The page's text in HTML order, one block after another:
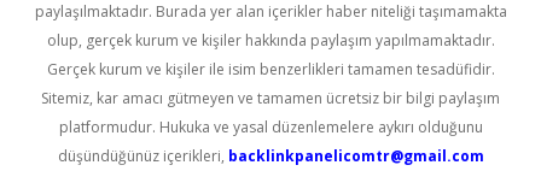
paylaşılmaktadır. Burada yer alan içerikler haber niteliği taşımamakta
olup, gerçek kurum ve kişiler hakkında paylaşım yapılmamaktadır.
Gerçek kurum ve kişiler ile isim benzerlikleri tamamen tesadüfidir.
Sitemiz, kar amacı gütmeyen ve tamamen ücretsiz bir bilgi paylaşım
platformudur. Hukuka ve yasal düzenlemelere aykırı olduğunu
düşündüğünüz içerikleri, backlinkpanelicomtr@gmail.com